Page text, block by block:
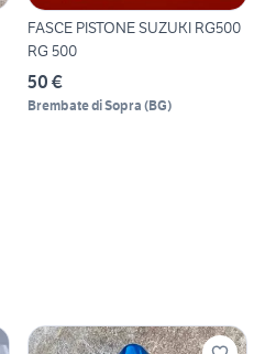
FASCE PISTONE SUZUKI RG500
RG 500
50 €
Brembate di Sopra (BG)